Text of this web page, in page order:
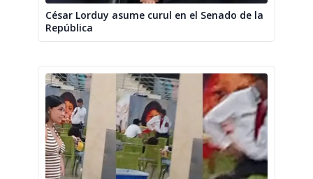
César Lorduy asume curul en el Senado de la
República